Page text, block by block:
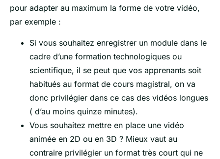
pour adapter au maximum la forme de votre vidéo,
par exemple :
Si vous souhaitez enregistrer un module dans le
cadre d’une formation technologiques ou
scientifique, il se peut que vos apprenants soit
habitués au format de cours magistral, on va
donc privilégier dans ce cas des vidéos longues
( d’au moins quinze minutes).
Vous souhaitez mettre en place une vidéo
animée en 2D ou en 3D ? Mieux vaut au
contraire privilégier un format très court qui ne